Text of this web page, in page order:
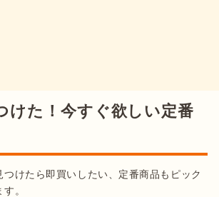
けた！今すぐ欲しい定番
つけたら即買いしたい、定番商品もピック
。